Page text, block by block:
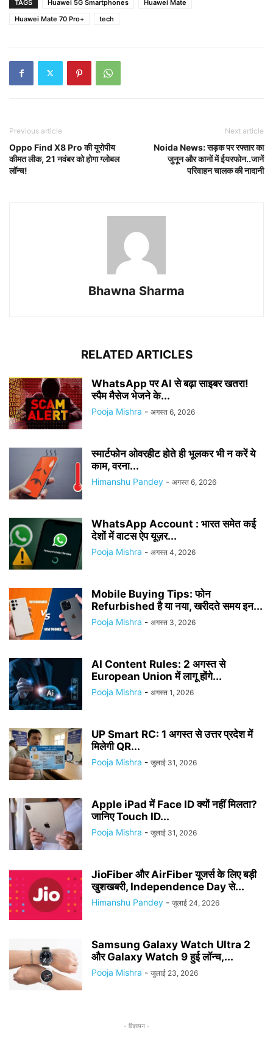
TAGS Huawei 5G Smartphones
Huawei Mate
Huawei Mate 70 Pro+
tech
Previous article
Oppo Find X8 Pro की यूरोपीय
कीमत लीक, 21 नवंबर को होगा ग्लोबल
लॉन्च!
Next article
Noida News: सड़क पर रफ्तार का
जुनून और कानों में ईयरफोन..जानें
परिवाहन चालक की नादानी
Bhawna Sharma
RELATED ARTICLES
WhatsApp पर AI से बढ़ा साइबर खतरा!
स्पैम मैसेज भेजने के...
Pooja Mishra - अगस्त 6, 2026
स्मार्टफोन ओवरहीट होते ही भूलकर भी न करें ये
काम, वरना...
Himanshu Pandey - अगस्त 6, 2026
WhatsApp Account : भारत समेत कई
देशों में वाटस ऐप यूज़र...
Pooja Mishra - अगस्त 4, 2026
Mobile Buying Tips: फोन
Refurbished है या नया, खरीदते समय इन...
Pooja Mishra - अगस्त 3, 2026
AI Content Rules: 2 अगस्त से
European Union में लागू होंगे...
Pooja Mishra - अगस्त 1, 2026
UP Smart RC: 1 अगस्त से उत्तर प्रदेश में
मिलेगी QR...
Pooja Mishra - जुलाई 31, 2026
Apple iPad में Face ID क्यों नहीं मिलता?
जानिए Touch ID...
Pooja Mishra - जुलाई 31, 2026
JioFiber और AirFiber यूजर्स के लिए बड़ी
खुशखबरी, Independence Day से...
Himanshu Pandey - जुलाई 24, 2026
Samsung Galaxy Watch Ultra 2
और Galaxy Watch 9 हुई लॉन्च,...
Pooja Mishra - जुलाई 23, 2026
- विज्ञापन -